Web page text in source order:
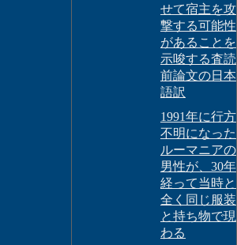
せて宿主を攻
撃する可能性
があることを
示唆する査読
前論文の日本
語訳
1991年に行方
不明になった
ルーマニアの
男性が、30年
経って当時と
全く同じ服装
と持ち物で現
わる